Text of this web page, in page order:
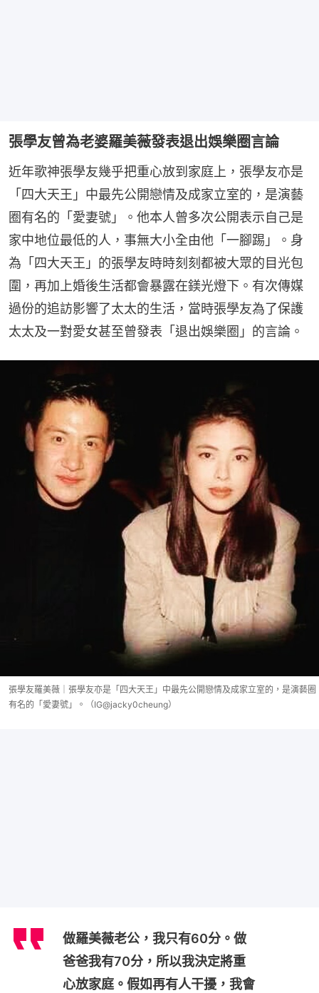
張學友曾為老婆羅美薇發表退出娛樂圈言論
近年歌神張學友幾乎把重心放到家庭上，張學友亦是
「四大天王」中最先公開戀情及成家立室的，是演藝
圈有名的「愛妻號」。他本人曾多次公開表示自己是
家中地位最低的人，事無大小全由他「一腳踢」。身
為「四大天王」的張學友時時刻刻都被大眾的目光包
圍，再加上婚後生活都會暴露在鎂光燈下。有次傳媒
過份的追訪影響了太太的生活，當時張學友為了保護
太太及一對愛女甚至曾發表「退出娛樂圈」的言論。
張學友羅美薇｜張學友亦是「四大天王」中最先公開戀情及成家立室的，是演藝圈
有名的「愛妻號」。（IG@jacky0cheung）
做羅美薇老公，我只有60分。做
爸爸我有70分，所以我決定將重
心放家庭。假如再有人干擾，我會